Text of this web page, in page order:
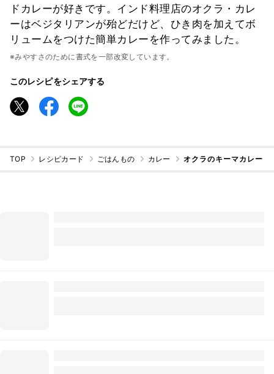
ドカレーが好きです。インド料理店のオクラ・カレ
ーはベジタリアンが殆どだけど、ひき肉を加えてボ
リュームをつけた簡単カレーを作ってみました。
※みやすさのために書式を一部改変しています。
このレシピをシェアする
TOP レシピカード ごはんもの カレー オクラのキーマカレー